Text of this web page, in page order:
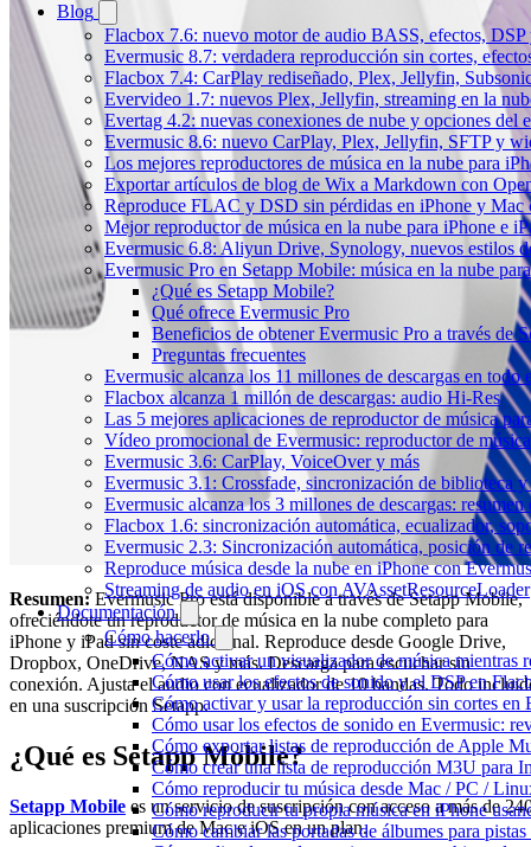
Blog
Flacbox 7.6: nuevo motor de audio BASS, efectos,
Evermusic 8.7: verdadera reproducción sin cortes,
Flacbox 7.4: CarPlay rediseñado, Plex, Jellyfin,
Evervideo 1.7: nuevos Plex, Jellyfin, streaming en la
Evertag 4.2: nuevas conexiones de nube y opciones del
Evermusic 8.6: nuevo CarPlay, Plex, Jellyfin, SFTP y
Los mejores reproductores de música en la nube para
Exportar artículos de blog de Wix a Markdown con
Reproduce FLAC y DSD sin pérdidas en iPhone y Mac
Mejor reproductor de música en la nube para iPhone e
Evermusic 6.8: Aliyun Drive, Synology, nuevos estilos
Evermusic Pro en Setapp Mobile: música en la nube
¿Qué es Setapp Mobile?
Qué ofrece Evermusic Pro
Beneficios de obtener Evermusic Pro a través de
Preguntas frecuentes
Evermusic alcanza los 11 millones de descargas en todo
Flacbox alcanza 1 millón de descargas: audio Hi-Res
Las 5 mejores aplicaciones de reproductor de música
Vídeo promocional de Evermusic: reproductor de
Evermusic 3.6: CarPlay, VoiceOver y más
Evermusic 3.1: Crossfade, sincronización de biblioteca
Evermusic alcanza los 3 millones de descargas: resumen
Flacbox 1.6: sincronización automática, ecualizador,
Evermusic 2.3: Sincronización automática, posición de
Reproduce música desde la nube en iPhone con
Streaming de audio en iOS con AVAssetResourceLoader
Documentación
Cómo hacerlo
Cómo activar un visualizador de música mientras
Cómo usar los efectos de sonido y el DSP en
Cómo activar y usar la reproducción sin cortes en
Cómo usar los efectos de sonido en Evermusic:
Cómo exportar listas de reproducción de Apple
Cómo crear una lista de reproducción M3U para
Cómo reproducir tu música desde Mac / PC /
Cómo reproducir tu propia música en iPhone
Cómo cambiar las portadas de álbumes para
Resumen:Evermusic Pro está disponible a través de Setapp Mobile,
ofreciéndote un reproductor de música en la nube completo para
iPhone y iPad sin coste adicional. Reproduce desde Google Drive,
Dropbox, OneDrive, NAS y más. Descarga para escuchar sin
conexión. Ajusta el audio con ecualizador de 10 bandas. Todo
en una suscripción Setapp.
¿Qué es Setapp Mobile?
Setapp Mobile es un servicio de suscripción con acceso a más de
aplicaciones premium de Mac e iOS en un plan.